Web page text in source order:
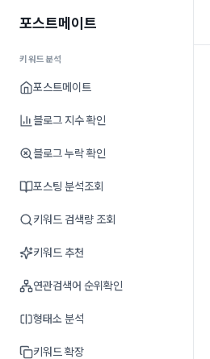
포스트메이트
키워드분석
포스트메이트
블로그 지수 확인
블로그 누락 확인
포스팅 분석조회
키워드 검색량 조회
키워드 추천
연관검색어 순위확인
형태소 분석
키워드 확장